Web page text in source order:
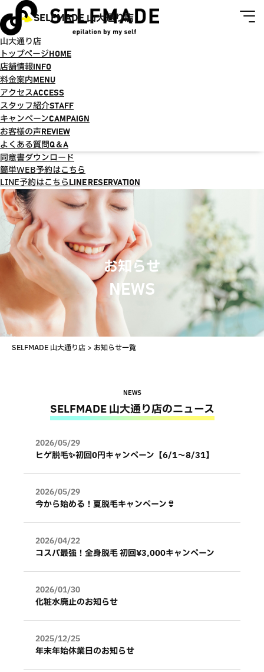
SELFMADE 山大通り店
山大通り店
トップページ HOME
店舗情報 INFO
料金案内 MENU
アクセスACCESS
スタッフ紹介STAFF
キャンペーンCAMPAIGN
お客様の声 REVIEW
よくある質問Q＆A
同意書ダウンロード
簡単WEB予約はこちら
LINE予約はこちら LINE RESERVATION
お知らせ
NEWS
SELFMADE 山大通り店 > お知らせ一覧
NEWS
SELFMADE 山大通り店のニュース
2026/05/29
ヒゲ脱毛✨初回0円キャンペーン【6/1～8/31】
2026/05/29
今から始める！夏脱毛キャンペーン👙
2026/04/22
コスパ最強！全身脱毛 初回¥3,000キャンペーン
2026/01/30
化粧水廃止のお知らせ
2025/12/25
年末年始休業日のお知らせ